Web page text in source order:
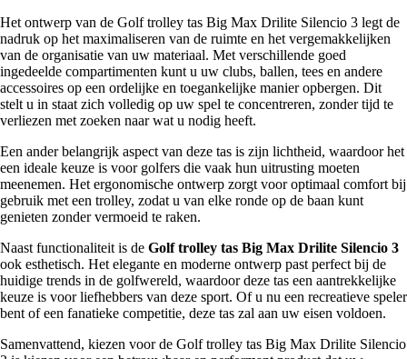
Het ontwerp van de Golf trolley tas Big Max Drilite Silencio 3 legt de
nadruk op het maximaliseren van de ruimte en het vergemakkelijken
van de organisatie van uw materiaal. Met verschillende goed
ingedeelde compartimenten kunt u uw clubs, ballen, tees en andere
accessoires op een ordelijke en toegankelijke manier opbergen. Dit
stelt u in staat zich volledig op uw spel te concentreren, zonder tijd te
verliezen met zoeken naar wat u nodig heeft.
Een ander belangrijk aspect van deze tas is zijn lichtheid, waardoor het
een ideale keuze is voor golfers die vaak hun uitrusting moeten
meenemen. Het ergonomische ontwerp zorgt voor optimaal comfort bij
gebruik met een trolley, zodat u van elke ronde op de baan kunt
genieten zonder vermoeid te raken.
Naast functionaliteit is de Golf trolley tas Big Max Drilite Silencio 3
ook esthetisch. Het elegante en moderne ontwerp past perfect bij de
huidige trends in de golfwereld, waardoor deze tas een aantrekkelijke
keuze is voor liefhebbers van deze sport. Of u nu een recreatieve speler
bent of een fanatieke competitie, deze tas zal aan uw eisen voldoen.
Samenvattend, kiezen voor de Golf trolley tas Big Max Drilite Silencio